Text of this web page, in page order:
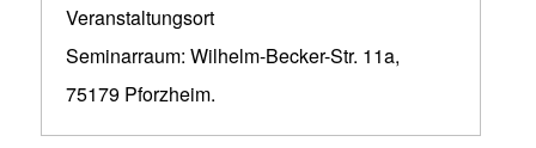
Veranstaltungsort
Seminarraum: Wilhelm-Becker-Str. 11a,
75179 Pforzheim.